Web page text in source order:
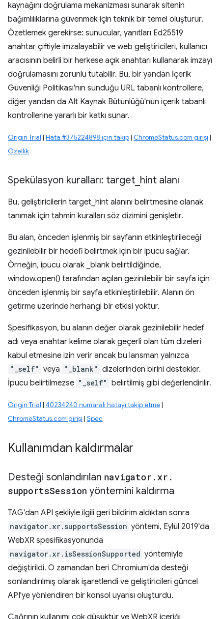
kaynağını doğrulama mekanizması sunarak sitenin
bağımlılıklarına güvenmek için teknik bir temel oluşturur.
Özetlemek gerekirse: sunucular, yanıtları Ed25519
anahtar çiftiyle imzalayabilir ve web geliştiricileri, kullanıcı
aracısının belirli bir herkese açık anahtarı kullanarak imzayı
doğrulamasını zorunlu tutabilir. Bu, bir yandan İçerik
Güvenliği Politikası'nın sunduğu URL tabanlı kontrollere,
diğer yandan da Alt Kaynak Bütünlüğü'nün içerik tabanlı
kontrollerine yararlı bir katkı sunar.
Origin Trial | Hata #375224898 için takip| ChromeStatus.com girişi |
Özellik
Spekülasyon kuralları: target hint alanı
Bu, geliştiricilerin target_hint alanını belirtmesine olanak
tanımak için tahmin kuralları söz dizimini genişletir.
Bu alan, önceden işlenmiş bir sayfanın etkinleştirileceği
gezinilebilir bir hedefi belirtmek için bir ipucu sağlar.
Örneğin, ipucu olarak _blank belirtildiğinde,
window.open() tarafından açılan gezinilebilir bir sayfa için
önceden işlenmiş bir sayfa etkinleştirilebilir. Alanın ön
getirme üzerinde herhangi bir etkisi yoktur.
Spesifikasyon, bu alanın değer olarak gezinilebilir hedef
adı veya anahtar kelime olarak geçerli olan tüm dizeleri
kabul etmesine izin verir ancak bu lansman yalnızca
"_self" veya "_blank" dizelerinden birini destekler.
İpucu belirtilmezse "_self" belirtilmiş gibi değerlendirilir.
Origin Trial | 40234240 numaralı hatayı takip etme|
ChromeStatus.com girişi | Spec
Kullanımdan kaldırmalar
Desteği sonlandırılan navigator . xr .
supportsSession yöntemini kaldırma
TAG'dan API şekliyle ilgili geri bildirim aldıktan sonra
navigator.xr.supportsSession yöntemi, Eylül 2019'da
WebXR spesifikasyonunda
navigator.xr.isSessionSupported yöntemiyle
değiştirildi. O zamandan beri Chromium'da desteği
sonlandırılmış olarak işaretlendi ve geliştiricileri güncel
API'ye yönlendiren bir konsol uyarısı oluşturdu.
Çağrının kullanımı çok düşüktür ve WebXR içeriği